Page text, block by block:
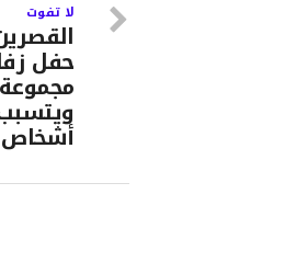
لا تفوت
حفل
أشخاص